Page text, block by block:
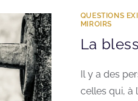
QUESTIONS
MIROIRS
La
Il y a des
celles qui, à